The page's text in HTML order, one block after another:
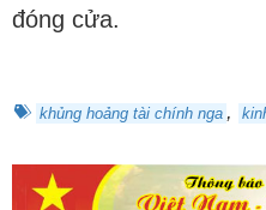
đóng cửa.
khủng hoảng tài chính nga ,